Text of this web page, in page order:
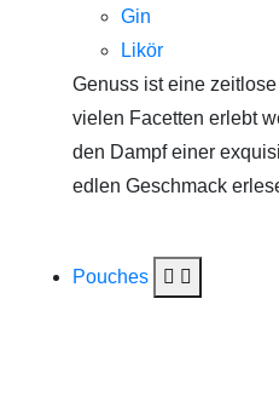
Gin
Likör
Genuss ist eine
vielen Facetten erlebt
den Dampf einer
edlen Geschmack
Pouches